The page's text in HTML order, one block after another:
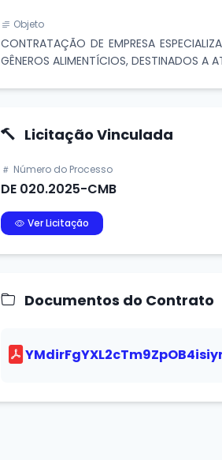
Objeto
CONTRATAÇÃO DE EMPRESA
GÊNEROS ALIMENTÍCIOS, DESTINADOS A
Licitação Vinculada
Número do Processo
DE 020.2025-CMB
Ver Licitação
Documentos do Contrato